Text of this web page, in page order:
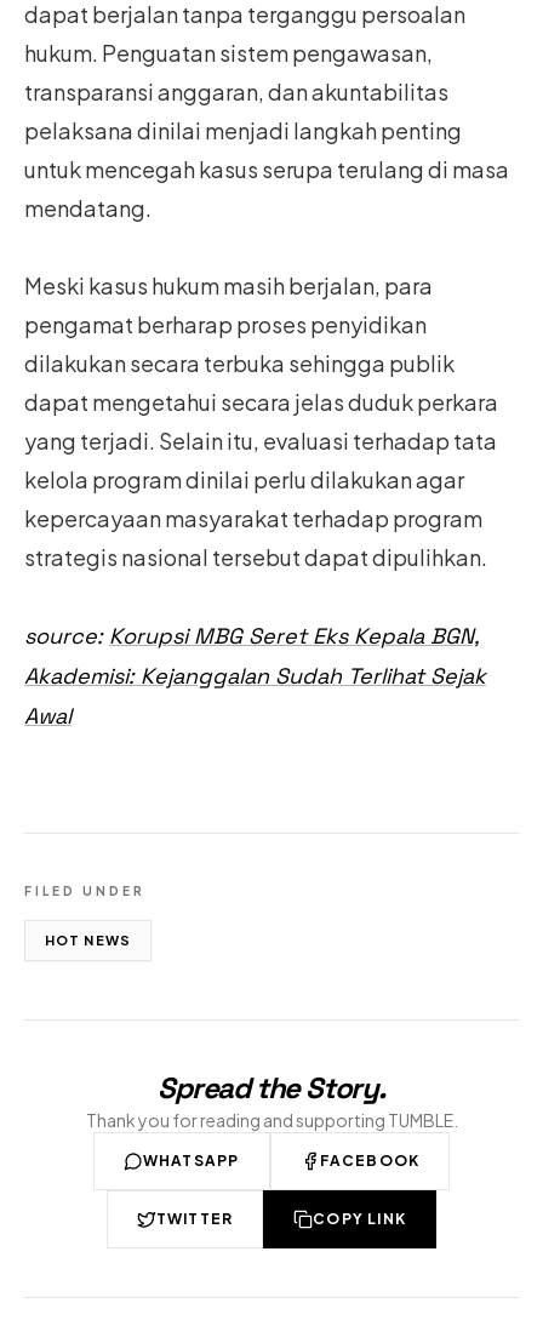
dapat berjalan tanpa terganggu persoalan
hukum. Penguatan sistem pengawasan,
transparansi anggaran, dan akuntabilitas
pelaksana dinilai menjadi langkah penting
untuk mencegah kasus serupa terulang di masa
mendatang.
Meski kasus hukum masih berjalan, para
pengamat berharap proses penyidikan
dilakukan secara terbuka sehingga publik
dapat mengetahui secara jelas duduk perkara
yang terjadi. Selain itu, evaluasi terhadap tata
kelola program dinilai perlu dilakukan agar
kepercayaan masyarakat terhadap program
strategis nasional tersebut dapat dipulihkan.
source: Korupsi MBG Seret Eks Kepala BGN,
Akademisi: Kejanggalan Sudah Terlihat Sejak
Awal
FILED UNDER
HOT NEWS
Spread the Story.
Thank you for reading and supporting TUMBLE.
WHATSAPP FACEBOOK
TWITTER COPY LINK